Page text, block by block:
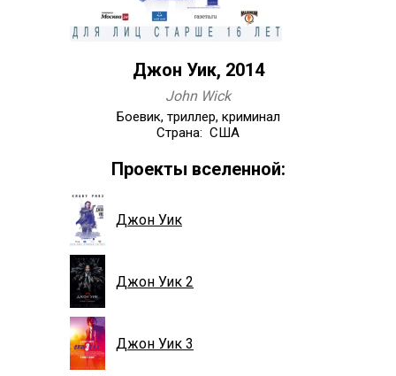
Джон Уик, 2014
John Wick
Боевик, триллер, криминал
Страна: США
Проекты вселенной:
Джон Уик
Джон Уик 2
Джон Уик 3